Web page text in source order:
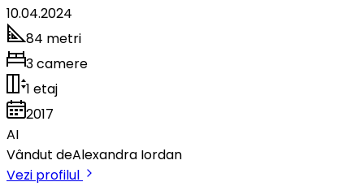
10.04.2024
84 metri
3 camere
1 etaj
2017
AI
Vândut deAlexandra Iordan
Vezi profilul